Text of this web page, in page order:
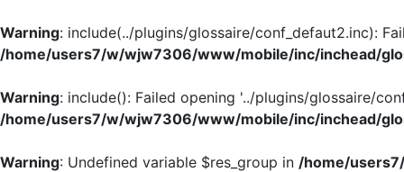
Warning: include(../plugins/glossaire/conf_defaut2.inc):
/home/users7/w/wjw7306/www/mobile/inc/inchead/
Warning: include(): Failed opening '../plugins/glossaire/
/home/users7/w/wjw7306/www/mobile/inc/inchead/
Warning: Undefined variable $res_group in /home/